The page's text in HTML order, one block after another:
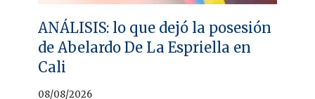
ANÁLISIS: lo que dejó la posesión
de Abelardo De La Espriella en
Cali
08/08/2026